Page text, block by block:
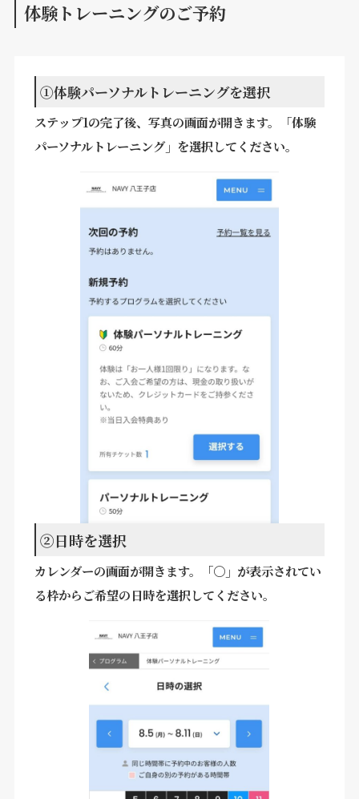
体験トレーニングのご予約
①体験パーソナルトレーニングを選択
ステップ1の完了後、写真の画面が開きます。「体験
パーソナルトレーニング」を選択してください。
②日時を選択
カレンダーの画面が開きます。「〇」が表示されてい
る枠からご希望の日時を選択してください。